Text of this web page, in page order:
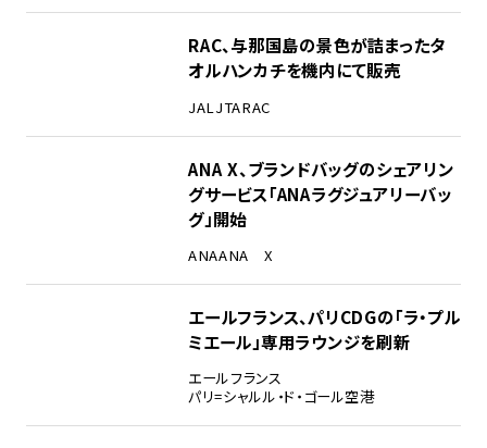
RAC、与那国島の景色が詰まったタ
オルハンカチを機内にて販売
JALJTARAC
ANA X、ブランドバッグのシェアリン
グサービス「ANAラグジュアリーバッ
グ」開始
ANAANA X
エールフランス、パリCDGの「ラ・プル
ミエール」専用ラウンジを刷新
エールフランス
パリ=シャルル・ド・ゴール空港